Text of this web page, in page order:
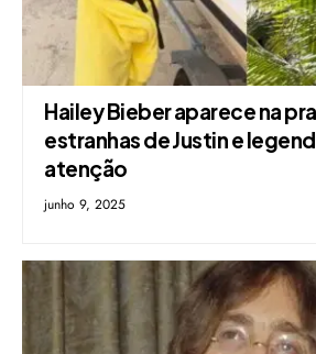
Hailey Bieber aparece na
estranhas de Justin e
atenção
junho 9, 2025